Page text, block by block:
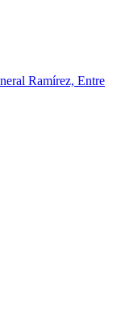
Ramírez, Entre